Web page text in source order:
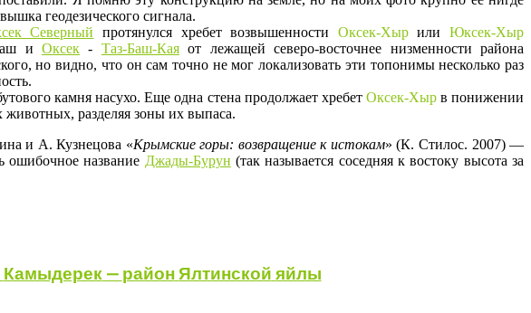
геодезического сигнала.
Северный протянулся хребет возвышенности Оксек-ХырилиЮксек-Хыр
иОксек - Таз-Баш-Каяот лежащей северо-восточнее низменности района
но видно, что он сам точно не мог локализовать эти топонимы несколько раз
камня насухо. Еще одна стена продолжает хребет Оксек-Хырв понижении
разделяя зоны их выпаса.
и А. Кузнецова «Крымские горы: возвращение к истокам» (К. Стилос. 2007) —
ошибочное название Джады-Бурун (так называется соседняя к востоку высота за
Камыдерек— район Ялтинской яйлы